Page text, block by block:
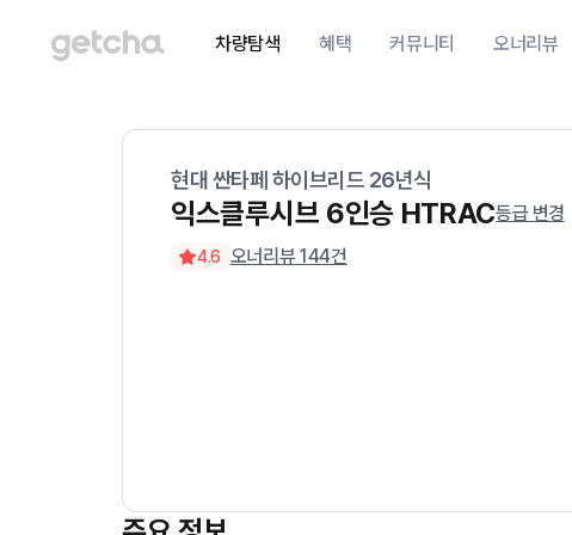
차량탐색 혜택 커뮤니티 오너리뷰
현대 싼타페 하이브리드 26년식
익스클루시브 6인승 HTRAC등급 변경
4.6 오너리뷰144건